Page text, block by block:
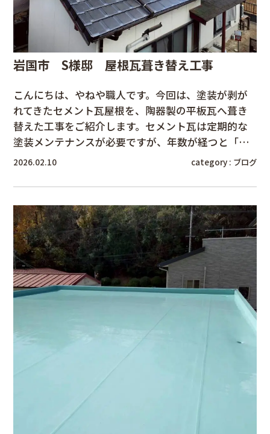
岩国市 S様邸 屋根瓦葺き替え工事
こんにちは、やねや職人です。今回は、塗装が剥が
れてきたセメント瓦屋根を、陶器製の平板瓦へ葺き
替えた工事をご紹介します。セメント瓦は定期的な
塗装メンテナンスが必要ですが、年数が経つと「…
2026.02.10 category : ブログ